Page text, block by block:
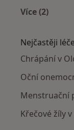
Více (2)
Nejčastěji
Chrápání v
Oční
Menstruační
Křečové žíly